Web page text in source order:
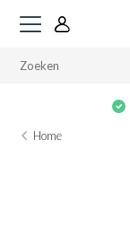
Home